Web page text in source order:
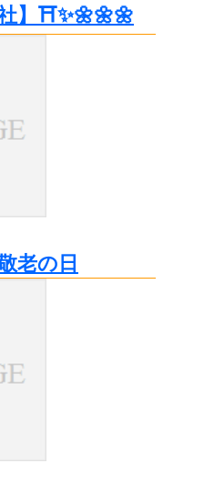
】⛩️✨🌼🌼🌼
老の日